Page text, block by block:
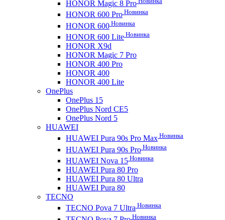
HONOR Magic 8 Pro
HONOR 600 Pro Новинка
HONOR 600 Новинка
HONOR 600 Lite Новинка
HONOR X9d
HONOR Magic 7 Pro
HONOR 400 Pro
HONOR 400
HONOR 400 Lite
OnePlus
OnePlus 15
OnePlus Nord CE5
OnePlus Nord 5
HUAWEI
HUAWEI Pura 90s Pro Max Новинка
HUAWEI Pura 90s Pro Новинка
HUAWEI Nova 15 Новинка
HUAWEI Pura 80 Pro
HUAWEI Pura 80 Ultra
HUAWEI Pura 80
TECNO
TECNO Pova 7 Ultra Новинка
Новинка